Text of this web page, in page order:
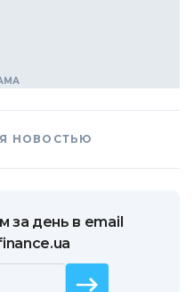
НОВОСТЬЮ
за день в email